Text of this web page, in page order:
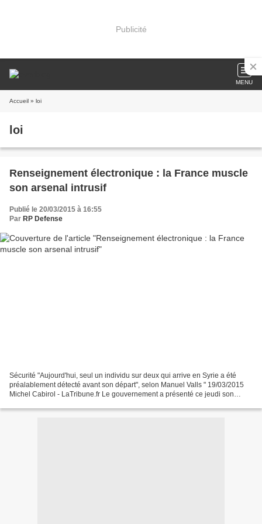
Publicité
MENU
Accueil » loi
loi
Renseignement électronique : la France muscle
son arsenal intrusif
Publié le 20/03/2015 à 16:55
Par RP Defense
Sécurité "Aujourd'hui, seul un individu sur deux qui arrive en Syrie a été
préalablement détecté avant son départ", selon Manuel Valls " 19/03/2015
Michel Cabirol - LaTribune.fr Le gouvernement a présenté ce jeudi son